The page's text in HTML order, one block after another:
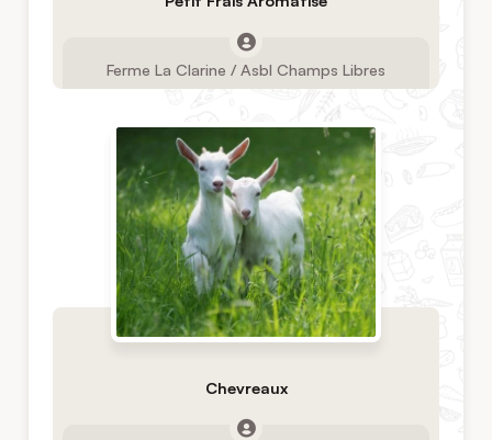
Ferme La Clarine / Asbl Champs Libres
Chevreaux